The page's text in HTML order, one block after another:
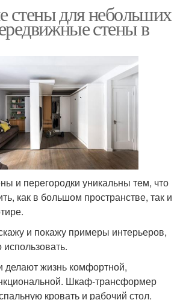
стены для небольших
стены в
и перегородки уникальны тем, что
как в большом пространстве, так и
и покажу примеры интерьеров,
делают жизнь комфортной,
Шкаф-трансформер
кровать и рабочий стол.